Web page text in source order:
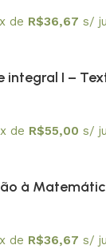
de R$36,67 s/
integral I –
de R$55,00 s/
à
de R$36,67 s/